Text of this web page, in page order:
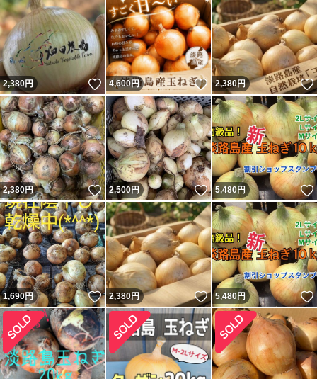
2,380円 いいね！
4,600円 いいね！
2,380円
2,380円 いいね！
2,500円 いいね！
5,480円
1,690円 いいね！
2,380円 いいね！
5,480円